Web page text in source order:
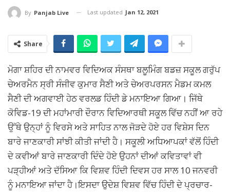
By Panjab Live Last updated Jan 12, 2021
Share
ਮੋਗਾ ਸ਼ਹਿਰ ਦੀ ਨਾਮਵਰ ਵਿਦਿਅਕ ਸੰਸਥਾ ਬਲੂਮਿੰਗ ਬਡਜ਼ ਸਕੂਲ ਗਰੁੱਪ
ਚੇਅਰਮੈਨ ਸ੍ਰੀ ਸੰਜੀਵ ਕੁਮਾਰ ਸੈਣੀ ਅਤੇ ਚੇਅਰਪਰਸਨ ਮੈਡਮ ਕਮਲ
ਸੈਣੀ ਦੀ ਅਗਵਾਈ ਹੇਠ ਵਰਲਡ ਹਿੰਦੀ ਡੇ ਮਨਾਇਆ ਗਿਆ। ਜਿੱਥੇ
ਕੋਵਿਡ-19 ਦੀ ਮਹਾਂਮਾਰੀ ਦੌਰਾਨ ਵਿਦਿਆਰਥੀ ਸਕੂਲ ਵਿੱਚ ਨਹੀਂ ਆ ਰਹੇ
ਉੱਥੇ ਉਨ੍ਹਾਂ ਨੂੰ ਵਿਰਸੇ ਅਤੇ ਸਾਹਿਤ ਨਾਲ ਜੋੜਦੇ ਹੋਏ ਹਰ ਵਿਸ਼ੇਸ ਦਿਨ
ਬਾਰੇ ਜਾਣਕਾਰੀ ਸਾਂਝੀ ਕੀਤੀ ਜਾਂਦੀ ਹੈ। ਸਕੂਲੀ ਅਧਿਆਪਕਾਂ ਵੱਲੋਂ ਹਿੰਦੀ
ਦੇ ਕਵੀਆਂ ਬਾਰੇ ਜਾਣਕਾਰੀ ਦਿੰਦੇ ਹੋਏ ਉਹਨਾਂ ਦੀਆਂ ਕਵਿਤਾਵਾਂ ਵੀ
ਪੜ੍ਹੀਆਂ ਅਤੇ ਦੱਸਿਆ ਕਿ ਵਿਸ਼ਵ ਹਿੰਦੀ ਦਿਵਸ ਹਰ ਸਾਲ 10 ਜਨਵਰੀ
ਨੂੰ ਮਨਾਇਆ ਜਾਂਦਾ ਹੈ।ਇਸਦਾ ਉਦੇਸ਼ ਵਿਸ਼ਵ ਵਿੱਚ ਹਿੰਦੀ ਦੇ ਪ੍ਰਚਾਰ-